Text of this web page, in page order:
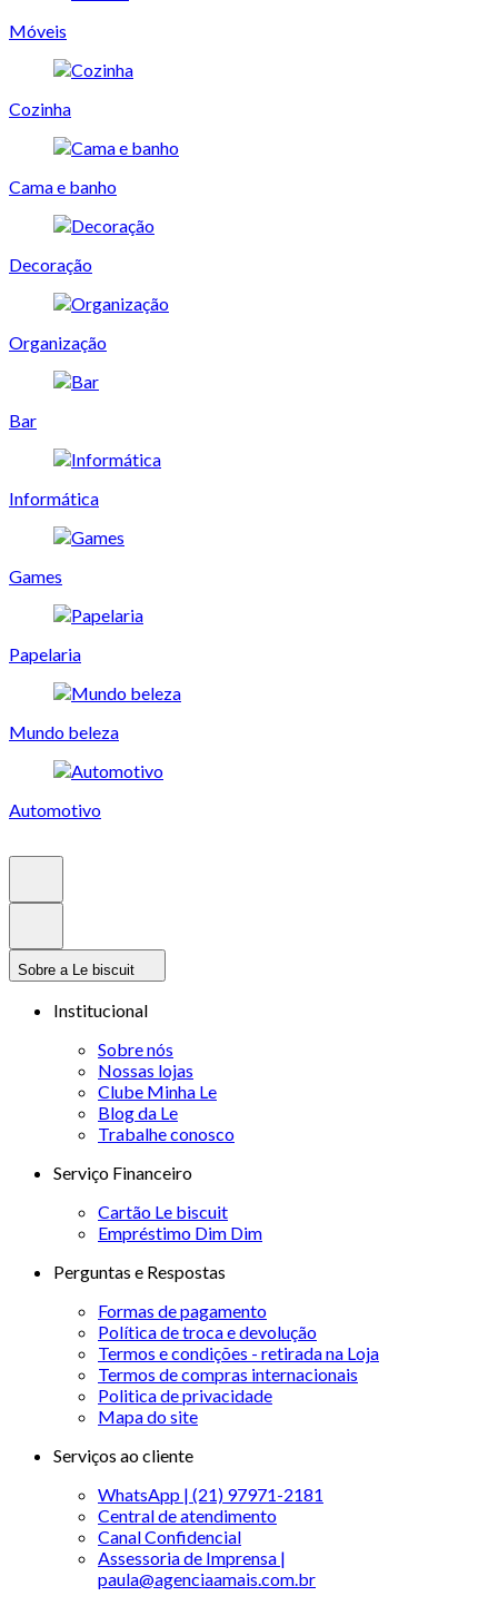
Móveis
Cozinha
Cama e banho
Decoração
Organização
Bar
Informática
Games
Papelaria
Mundo beleza
Automotivo
Sobre a Le biscuit
Institucional
Sobre nós
Nossas lojas
Clube Minha Le
Blog da Le
Trabalhe conosco
Serviço Financeiro
Cartão Le biscuit
Empréstimo Dim Dim
Perguntas e Respostas
Formas de pagamento
Política de troca e devolução
Termos e condições - retirada na Loja
Termos de compras internacionais
Politica de privacidade
Mapa do site
Serviços ao cliente
WhatsApp | (21) 97971-2181
Central de atendimento
Canal Confidencial
Assessoria de Imprensa |
paula@agenciaamais.com.br